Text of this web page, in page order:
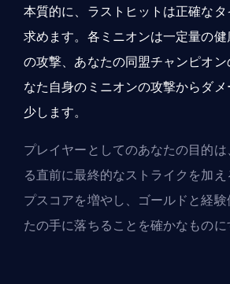
本質的に、ラストヒットは正確な
求めます。各ミニオンは一定量の
の攻撃、あなたの同盟チャンピオ
なた自身のミニオンの攻撃からダ
少します。
プレイヤーとしてのあなたの目的
る直前に最終的なストライクを加
プスコアを増やし、ゴールドと経
たの手に落ちることを確かなものに